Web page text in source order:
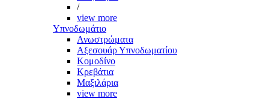
/
view more
Υπνοδωμάτιο
Ανωστρώματα
Αξεσουάρ Υπνοδωματίου
Κομοδίνο
Κρεβάτια
Μαξιλάρια
view more